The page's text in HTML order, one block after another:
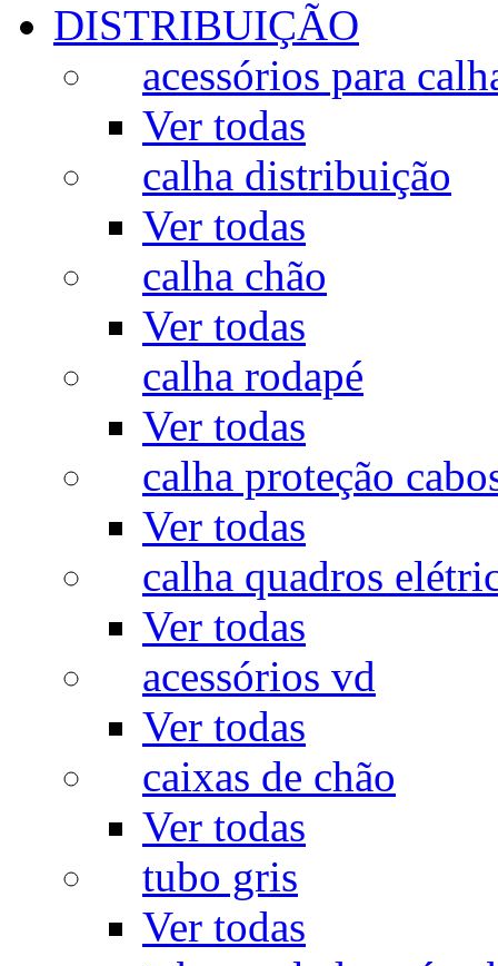
DISTRIBUIÇÃO
acessórios para
Ver todas
calha distribuição
Ver todas
calha chão
Ver todas
calha rodapé
Ver todas
calha proteção
Ver todas
calha quadros
Ver todas
acessórios vd
Ver todas
caixas de chão
Ver todas
tubo gris
Ver todas